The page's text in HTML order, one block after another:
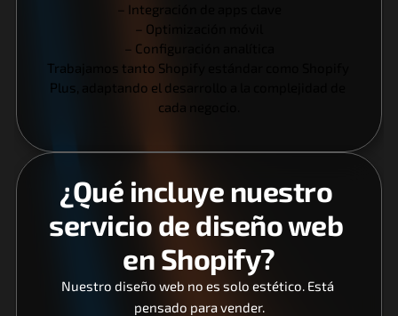
– Integración de apps clave
– Optimización móvil
– Configuración analítica
Trabajamos tanto Shopify estándar como Shopify
Plus, adaptando el desarrollo a la complejidad de
cada negocio.
¿Qué incluye nuestro
servicio de diseño web
en Shopify?
Nuestro diseño web no es solo estético. Está
pensado para vender.